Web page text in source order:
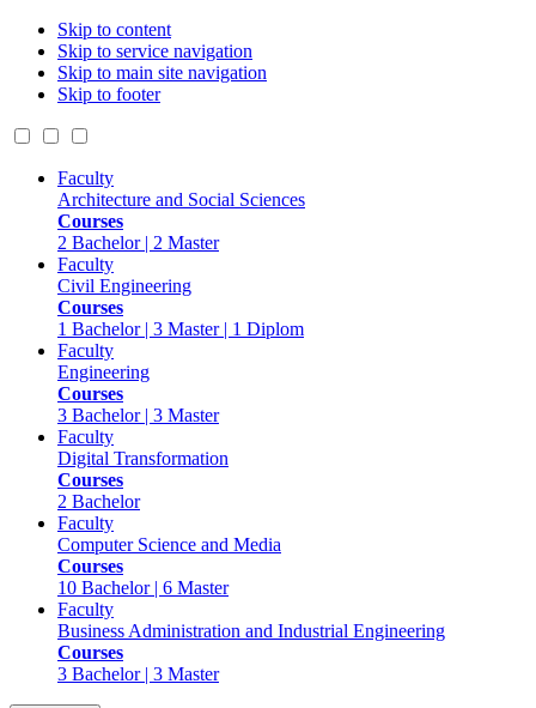
Skip to content
Skip to service navigation
Skip to main site navigation
Skip to footer
Faculty
Architecture and Social Sciences
Courses
2 Bachelor | 2 Master
Faculty
Civil Engineering
Courses
1 Bachelor | 3 Master | 1 Diplom
Faculty
Engineering
Courses
3 Bachelor | 3 Master
Faculty
Digital Transformation
Courses
2 Bachelor
Faculty
Computer Science and Media
Courses
10 Bachelor | 6 Master
Faculty
Business Administration and Industrial Engineering
Courses
3 Bachelor | 3 Master